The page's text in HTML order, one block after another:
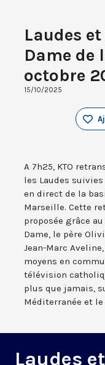
Laudes
Dame de
octobre
15/10/2025
A 7h25, KTO
les Laudes
en direct de la
Marseille. Cette
proposée grâce
Dame, le père
Jean-Marc
moyens en
télévision
plus que jamais,
Méditerranée et
Laudes